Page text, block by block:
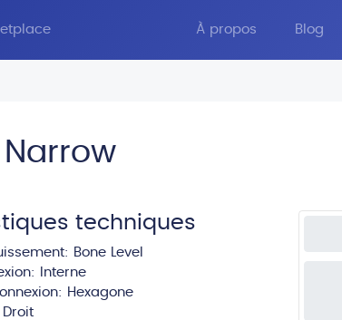
À propos Blog
techniques
Bone Level
Interne
Hexagone
Droit